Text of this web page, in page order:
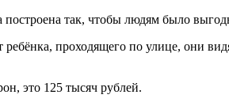
так, чтобы людям было
проходящего по улице, они
это 125 тысяч рублей.